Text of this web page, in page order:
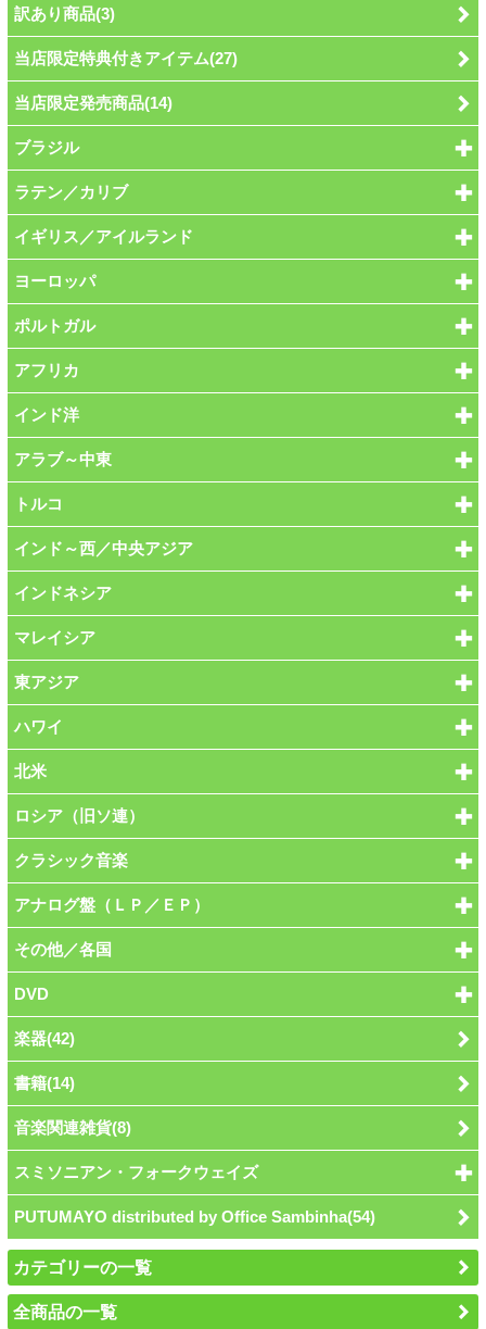
訳あり商品(3)
当店限定特典付きアイテム(27)
当店限定発売商品(14)
ブラジル
ラテン／カリブ
イギリス／アイルランド
ヨーロッパ
ポルトガル
アフリカ
インド洋
アラブ～中東
トルコ
インド～西／中央アジア
インドネシア
マレイシア
東アジア
ハワイ
北米
ロシア（旧ソ連）
クラシック音楽
アナログ盤（ＬＰ／ＥＰ）
その他／各国
DVD
楽器(42)
書籍(14)
音楽関連雑貨(8)
スミソニアン・フォークウェイズ
PUTUMAYO distributed by Office Sambinha(54)
カテゴリーの一覧
全商品の一覧